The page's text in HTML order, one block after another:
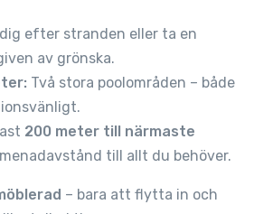
efter stranden eller ta en
av grönska.
Två stora poolområden – både
200 meter till närmaste
till allt du behöver.
– bara att flytta in och